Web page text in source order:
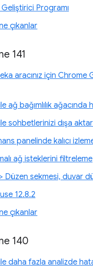
Programı
çıkanlar
141
aracınız için Chrome
ağ bağımlılık ağacında
sohbetlerinizi dışa
panelinde kalıcı
ağ isteklerini filtreleme
Düzen sekmesi, duvar
12.8.2
çıkanlar
140
daha fazla analizde